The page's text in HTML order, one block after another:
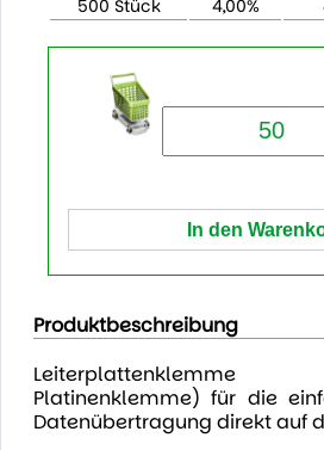
500 Stück
4,00%
Produktbeschreibung
Leiterplattenklemme
Platinenklemme) für die
Datenübertragung direkt auf